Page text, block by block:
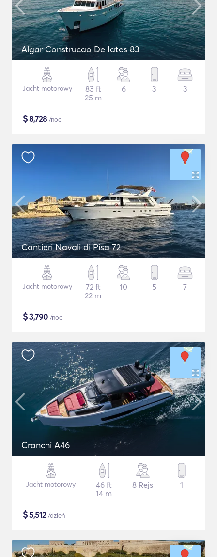
Algar Construcao De Iates 83
Jacht motorowy
83 ft
25 m
6 3 3
$8,728 /noc
Cantieri Navali di Pisa 72
Jacht motorowy
72 ft
22 m
10 5 7
$3,790 /noc
Cranchi A46
Jacht motorowy
46 ft
14 m
8 Rejs 1
$5,512/dzień